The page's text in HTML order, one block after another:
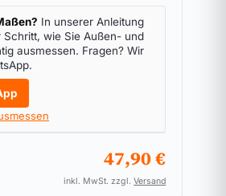
In unserer Anleitung
wie Sie Außen- und
ausmessen. Fragen? Wir
47,90 €
inkl. MwSt. zzgl.Versand